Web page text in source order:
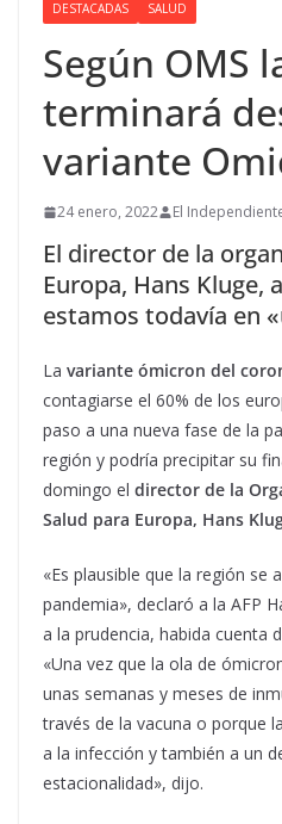
DESTACADAS SALUD
Según OMS
terminará
variante
24 enero, 2022 El
El director de la
Europa, Hans Kluge,
estamos todavía en
La variante ómicron del
contagiarse el 60% de los
paso a una nueva fase de la
región y podría precipitar su
domingo el director de la
Salud para Europa, Hans
«Es plausible que la región se
pandemia», declaró a la AFP
a la prudencia, habida cuenta
«Una vez que la ola de
unas semanas y meses de
través de la vacuna o porque
a la infección y también a un
estacionalidad», dijo.